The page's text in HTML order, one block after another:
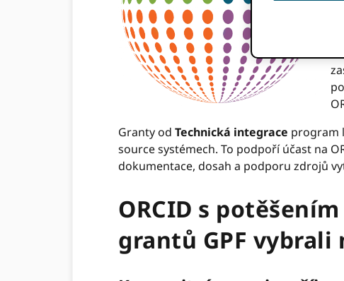
Granty od Technická integrace program
source systémech. To podpoří účast na
dokumentace, dosah a podporu zdrojů
ORCID s
grantů GPF